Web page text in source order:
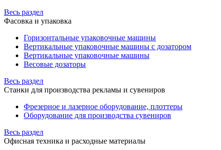
Весь раздел
Фасовка и упаковка
Горизонтальные упаковочные машины
Вертикальные упаковочные машины с дозатором
Вертикальные упаковочные машины
Весовые дозаторы
Весь раздел
Станки для производства рекламы и сувениров
Фрезерное и лазерное оборудование, плоттеры
Оборудование для производства сувениров
Весь раздел
Офисная техника и расходные материалы